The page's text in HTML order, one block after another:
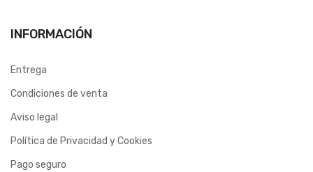
INFORMACIÓN
Entrega
Condiciones de venta
Aviso legal
Política de Privacidad y Cookies
Pago seguro